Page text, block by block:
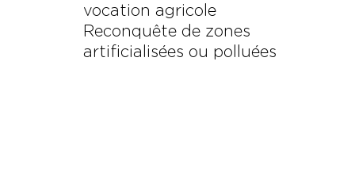
vocation agricole
Reconquête de zones
artificialisées ou polluées